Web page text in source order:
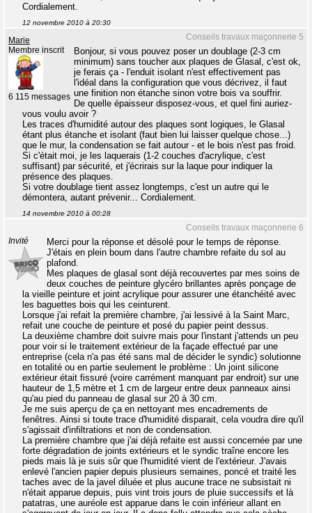
Cordialement.
12 novembre 2010 à 20:30
Conseils travaux maçonnerie 5
Marie
Membre inscrit
6 115 messages
Bonjour, si vous pouvez poser un doublage (2-3 cm
minimum) sans toucher aux plaques de Glasal, c'est ok,
je ferais ça - l'enduit isolant n'est effectivement pas
l'idéal dans la configuration que vous décrivez, il faut
une finition non étanche sinon votre bois va souffrir.
De quelle épaisseur disposez-vous, et quel fini auriez-
vous voulu avoir ?
Les traces d'humidité autour des plaques sont logiques, le Glasal
étant plus étanche et isolant (faut bien lui laisser quelque chose...)
que le mur, la condensation se fait autour - et le bois n'est pas froid.
Si c'était moi, je les laquerais (1-2 couches d'acrylique, c'est
suffisant) par sécurité, et j'écrirais sur la laque pour indiquer la
présence des plaques.
Si votre doublage tient assez longtemps, c'est un autre qui le
démontera, autant prévenir... Cordialement.
14 novembre 2010 à 00:28
Conseils travaux maçonnerie 6
Invité
Merci pour la réponse et désolé pour le temps de réponse.
J'étais en plein boum dans l'autre chambre refaite du sol au
plafond.
Mes plaques de glasal sont déjà recouvertes par mes soins de
deux couches de peinture glycéro brillantes après ponçage de
la vieille peinture et joint acrylique pour assurer une étanchéité avec
les baguettes bois qui les ceinturent.
Lorsque j'ai refait la première chambre, j'ai lessivé à la Saint Marc,
refait une couche de peinture et posé du papier peint dessus.
La deuxième chambre doit suivre mais pour l'instant j'attends un peu
pour voir si le traitement extérieur de la façade effectué par une
entreprise (cela n'a pas été sans mal de décider le syndic) solutionne
en totalité ou en partie seulement le problème : Un joint silicone
extérieur était fissuré (voire carrément manquant par endroit) sur une
hauteur de 1,5 mètre et 1 cm de largeur entre deux panneaux ainsi
qu'au pied du panneau de glasal sur 20 à 30 cm.
Je me suis aperçu de ça en nettoyant mes encadrements de
fenêtres. Ainsi si toute trace d'humidité disparait, cela voudra dire qu'il
s'agissait d'infiltrations et non de condensation.
La première chambre que j'ai déjà refaite est aussi concernée par une
forte dégradation de joints extérieurs et le syndic traîne encore les
pieds mais là je suis sûr que l'humidité vient de l'extérieur. J'avais
enlevé l'ancien papier depuis plusieurs semaines, poncé et traité les
taches avec de la javel diluée et plus aucune trace ne subsistait ni
n'était apparue depuis, puis vint trois jours de pluie successifs et là
patatras, une auréole est apparue dans le coin inférieur allant en